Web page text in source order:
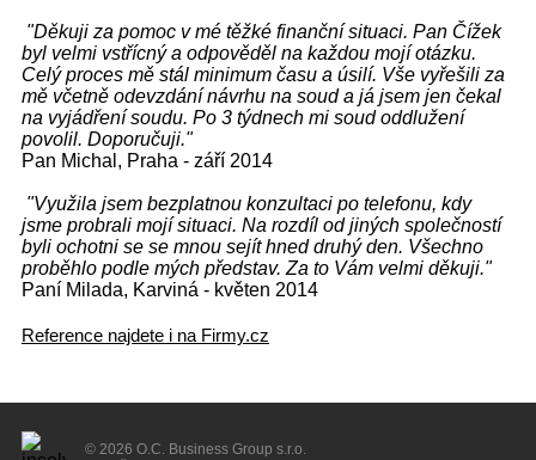
"Děkuji za pomoc v mé těžké finanční situaci. Pan Čížek
byl velmi vstřícný a odpověděl na každou mojí otázku.
Celý proces mě stál minimum času a úsilí. Vše vyřešili za
mě včetně odevzdání návrhu na soud a já jsem jen čekal
na vyjádření soudu. Po 3 týdnech mi soud oddlužení
povolil. Doporučuji."
Pan Michal, Praha - září 2014
"Využila jsem bezplatnou konzultaci po telefonu, kdy
jsme probrali mojí situaci. Na rozdíl od jiných společností
byli ochotni se se mnou sejít hned druhý den. Všechno
proběhlo podle mých představ. Za to Vám velmi děkuji."
Paní Milada, Karviná - květen 2014
Reference najdete i na Firmy.cz
© 2026 O.C. Business Group s.r.o.